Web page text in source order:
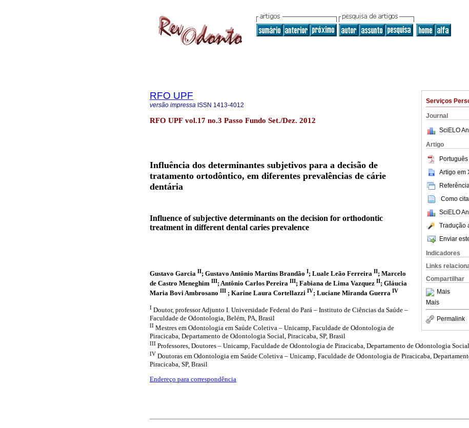
Serviços
Journal
SciELO
Artigo
Artigo em
Como
SciELO
Tradução
Enviar
Indicadores
Links
Compartilhar
Mais
Mais
Permalink
RFO UPF
versão impressa ISSN 1413-4012
RFO UPF vol.17 no.3 Passo Fundo Set./Dez. 2012
Influência dos determinantes subjetivos para a decisão de
tratamento ortodôntico, em diferentes prevalências de cárie
dentária
Influence of subjective determinants on the decision for orthodontic
treatment in different dental caries prevalence
Gustavo Garcia II; Gustavo Antônio Martins Brandão I; Luale Leão Ferreira II; Marcelo
de Castro Meneghim III; Antônio Carlos Pereira III; Fabiana de Lima Vazquez II; Gláucia
Maria Bovi Ambrosano III ; Karine Laura Cortellazzi IV; Luciane Miranda Guerra IV
I Doutor, professor Adjunto I. Universidade Federal do Pará – Instituto de Ciências da Saúde –
Faculdade de Odontologia, Belém, PA, Brasil
II Mestres em Odontologia em Saúde Coletiva – Unicamp, Faculdade de Odontologia de
Piracicaba, Departamento de Odontologia Social, Piracicaba, SP, Brasil
III Professores, Doutores – Unicamp, Faculdade de Odontologia de Piracicaba, Departamento de Odontologia
IV Doutoras em Odontologia em Saúde Coletiva – Unicamp, Faculdade de Odontologia de Piracicaba,
Piracicaba, SP, Brasil
Endereço para correspondência